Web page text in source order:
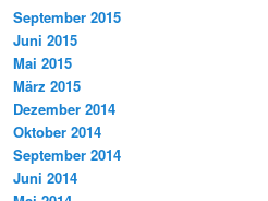
September 2015
Juni 2015
Mai 2015
März 2015
Dezember 2014
Oktober 2014
September 2014
Juni 2014